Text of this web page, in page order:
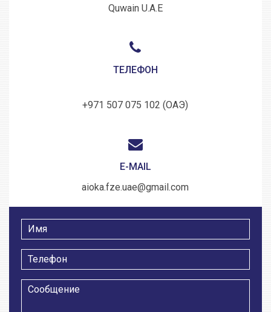
Quwain U.A.E
ТЕЛЕФОН
+971 507 075 102 (ОАЭ)
E-MAIL
aioka.fze.uae@gmail.com